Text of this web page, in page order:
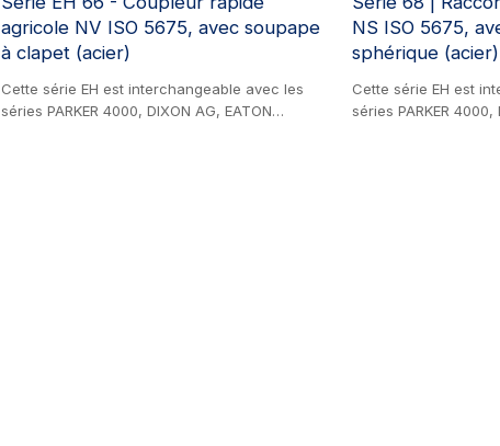
agricole NV ISO 5675, avec soupape
à clapet (acier)
Cette série EH est interchangeable avec les
séries PARKER 4000, DIXON AG, EATON
NS ISO 5675,
sphérique (acier)
Cette série EH est
séries PARKER 4000,